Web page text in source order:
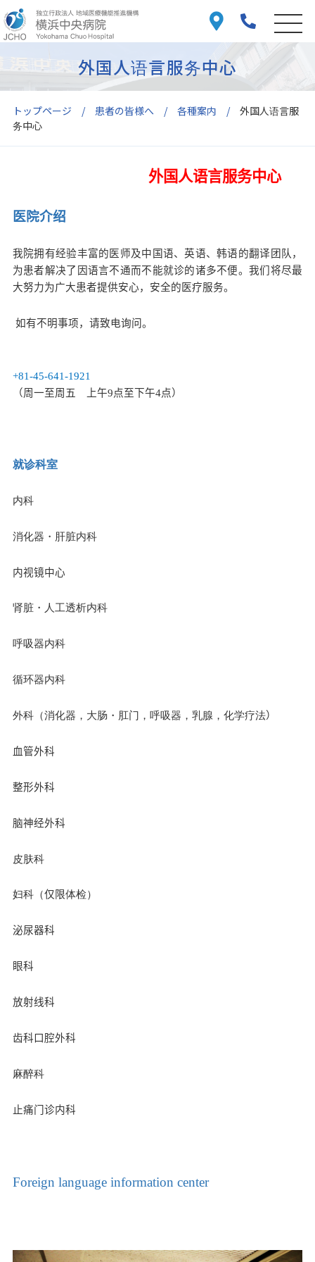
トップページ 患者の皆様へ 各種案内
外国人语言服
务中心
外国人语言服务中心
外国人语言服务中心
医院介绍
我院拥有经验丰富的医师及中国语、英语、韩语的翻译团队，
为患者解决了因语言不通而不能就诊的诸多不便。我们将尽最
大努力为广大患者提供安心，安全的医疗服务。
如有不明事项，请致电询问。
+81-45-641-1921
（周一至周五
上午9点至下午4点）
就诊科室
内科
消化器 ・ 肝脏内科
内视镜中心
肾脏・ 人工透析内科
呼吸器内科
循环器内科
外科（消化器，大肠 ・ 肛门，呼吸器，乳腺，化学疗法）
血管外科
整形外科
脑神经外科
皮肤科
妇科（仅限体检）
泌尿器科
眼科
放射线科
齿科口腔外科
麻醉科
止痛门诊内科
Foreign language information center